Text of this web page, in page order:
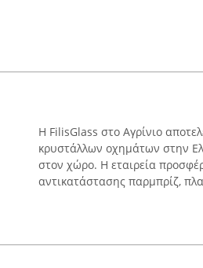
Η FilisGlass στο Αγρίνιο
κρυστάλλων οχημάτων στην
στον χώρο. Η εταιρεία
αντικατάστασης παρμπρίζ,